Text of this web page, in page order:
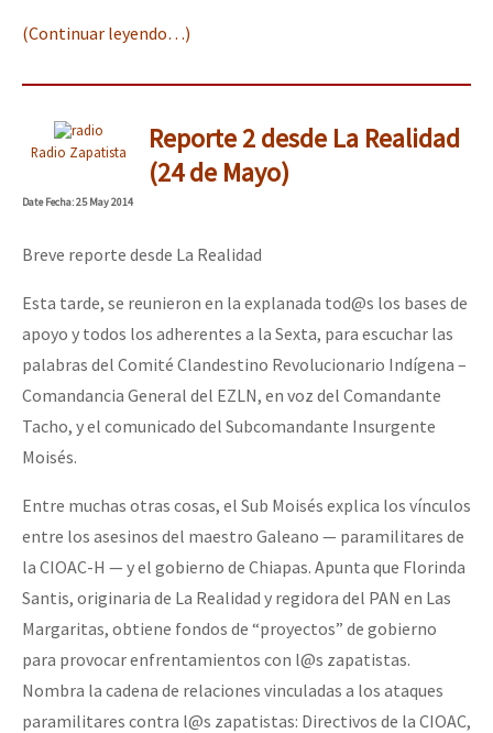
(Continuar leyendo…)
Radio Zapatista
Reporte 2 desde La Realidad
(24 de Mayo)
DateFecha: 25 May 2014
Breve reporte desde La Realidad
Esta tarde, se reunieron en la explanada tod@s los bases de
apoyo y todos los adherentes a la Sexta, para escuchar las
palabras del Comité Clandestino Revolucionario Indígena –
Comandancia General del EZLN, en voz del Comandante
Tacho, y el comunicado del Subcomandante Insurgente
Moisés.
Entre muchas otras cosas, el Sub Moisés explica los vínculos
entre los asesinos del maestro Galeano — paramilitares de
la CIOAC-H — y el gobierno de Chiapas. Apunta que Florinda
Santis, originaria de La Realidad y regidora del PAN en Las
Margaritas, obtiene fondos de “proyectos” de gobierno
para provocar enfrentamientos con l@s zapatistas.
Nombra la cadena de relaciones vinculadas a los ataques
paramilitares contra l@s zapatistas: Directivos de la CIOAC,